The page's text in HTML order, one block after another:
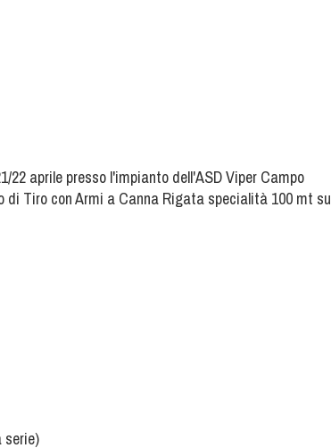
aprile presso l'impianto dell'ASD Viper Campo
di Tiro con Armi a Canna Rigata specialità 100 mt su
serie)